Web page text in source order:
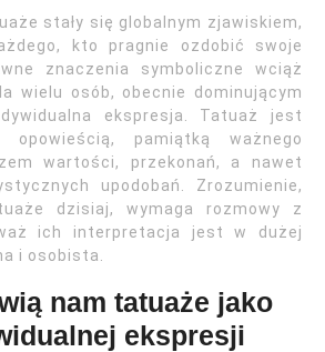
stały się globalnym zjawiskiem,
kto pragnie ozdobić swoje
znaczenia symboliczne wciąż
wielu osób, obecnie dominującym
ekspresja. Tatuaż jest
pamiątką ważnego
wartości, przekonań, a nawet
upodobań. Zrozumienie,
dzisiaj, wymaga rozmowy z
ich interpretacja jest w dużej
i osobista.
nam tatuaże jako
ekspresji